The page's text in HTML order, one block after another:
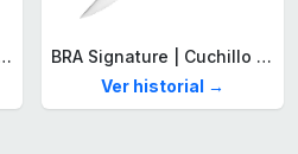
Hombre Colección STENCIL de Acero inoxidable
BRA Signature | Cuchillo tomatero 120 mm, Acero Inoxidable alemán forjado con Molibdeno Vanadio, Mango Remachado ABS, Diseño Ergonómico, Hoja 1,6 mm espesor
Ver historial →